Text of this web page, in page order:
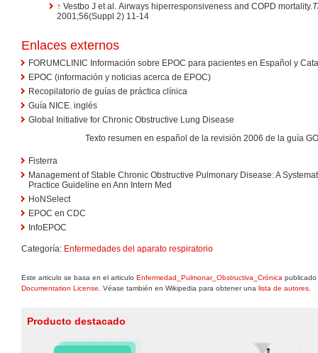
↑ Vestbo J et al. Airways hiperresponsiveness and COPD mortality.
2001;56(Suppl 2) 11-14
Enlaces externos
FORUMCLINIC Información sobre EPOC para pacientes en Español y
EPOC (información y noticias acerca de EPOC)
Recopilatorio de guías de práctica clínica
Guía NICE. inglés
Global Initiative for Chronic Obstructive Lung Disease
Texto resumen en español de la revisión 2006 de la guía
Fisterra
Management of Stable Chronic Obstructive Pulmonary Disease: A
Practice Guideline en Ann Intern Med
HoNSelect
EPOC en CDC
InfoEPOC
Categoría: Enfermedades del aparato respiratorio
Este articulo se basa en el articulo Enfermedad_Pulmonar_Obstructiva_Crónica
Documentation License . Véase también en Wikipedia para obtener una lista de autores
Producto destacado